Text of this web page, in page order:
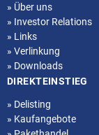
» Über uns
» Investor Relations
» Links
» Verlinkung
» Downloads
DIREKTEINSTIEG
» Delisting
» Kaufangebote